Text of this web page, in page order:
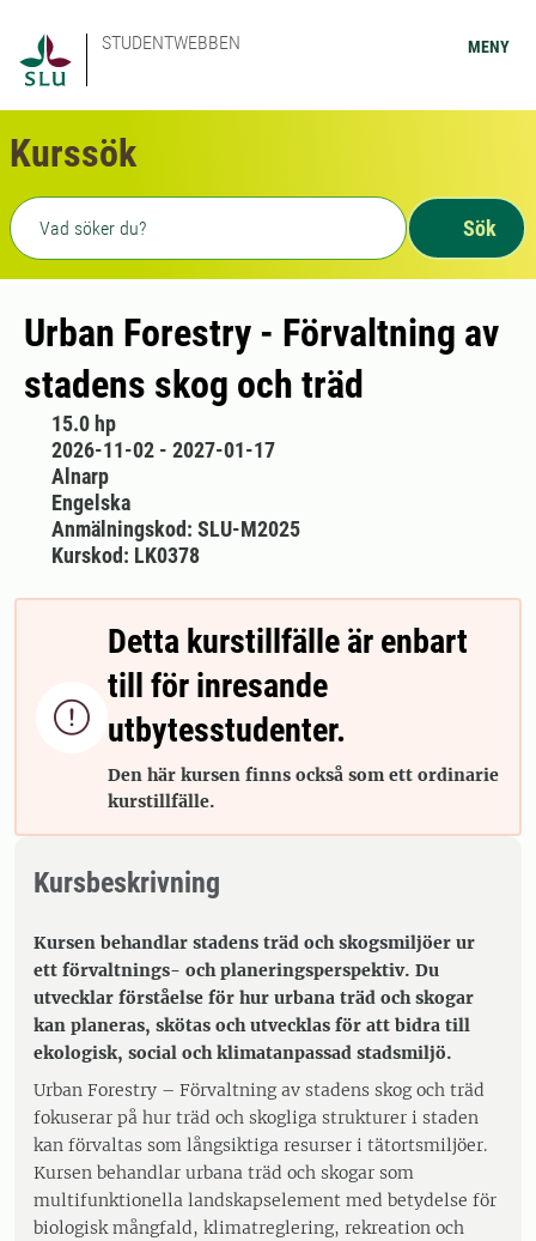
STUDENTWEBBEN MENY
Kurssök
Fritext sökning
Sök
Urban Forestry - Förvaltning av
stadens skog och träd
15.0 hp
2026-11-02 - 2027-01-17
Alnarp
Engelska
Anmälningskod: SLU-M2025
Kurskod: LK0378

Detta kurstillfälle är enbart
till för inresande
utbytesstudenter.
Den här kursen finns också som ett ordinarie
kurstillfälle.
Kursbeskrivning
Kursen behandlar stadens träd och skogsmiljöer ur
ett förvaltnings- och planeringsperspektiv. Du
utvecklar förståelse för hur urbana träd och skogar
kan planeras, skötas och utvecklas för att bidra till
ekologisk, social och klimatanpassad stadsmiljö.
Urban Forestry – Förvaltning av stadens skog och träd
fokuserar på hur träd och skogliga strukturer i staden
kan förvaltas som långsiktiga resurser i tätortsmiljöer.
Kursen behandlar urbana träd och skogar som
multifunktionella landskapselement med betydelse för
biologisk mångfald, klimatreglering, rekreation och